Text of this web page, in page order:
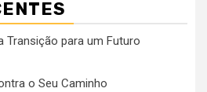
Transição para um Futuro
o Seu Caminho